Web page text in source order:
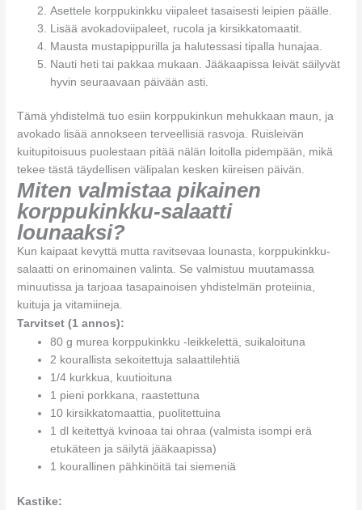
Asettele korppukinkku viipaleet tasaisesti leipien päälle.
Lisää avokadoviipaleet, rucola ja kirsikkatomaatit.
Mausta mustapippurilla ja halutessasi tipalla hunajaa.
Nauti heti tai pakkaa mukaan. Jääkaapissa leivät säilyvät
hyvin seuraavaan päivään asti.
Tämä yhdistelmä tuo esiin korppukinkun mehukkaan maun, ja
avokado lisää annokseen terveellisiä rasvoja. Ruisleivän
kuitupitoisuus puolestaan pitää nälän loitolla pidempään, mikä
tekee tästä täydellisen välipalan kesken kiireisen päivän.
Miten valmistaa pikainen
korppukinkku-salaatti
lounaaksi?
Kun kaipaat kevyttä mutta ravitsevaa lounasta, korppukinkku-
salaatti on erinomainen valinta. Se valmistuu muutamassa
minuutissa ja tarjoaa tasapainoisen yhdistelmän proteiinia,
kuituja ja vitamiineja.
Tarvitset (1 annos):
80 g murea korppukinkku -leikkelettä, suikaloituna
2 kourallista sekoitettuja salaattilehtiä
1/4 kurkkua, kuutioituna
1 pieni porkkana, raastettuna
10 kirsikkatomaattia, puolitettuina
1 dl keitettyä kvinoaa tai ohraa (valmista isompi erä
etukäteen ja säilytä jääkaapissa)
1 kourallinen pähkinöitä tai siemeniä
Kastike: